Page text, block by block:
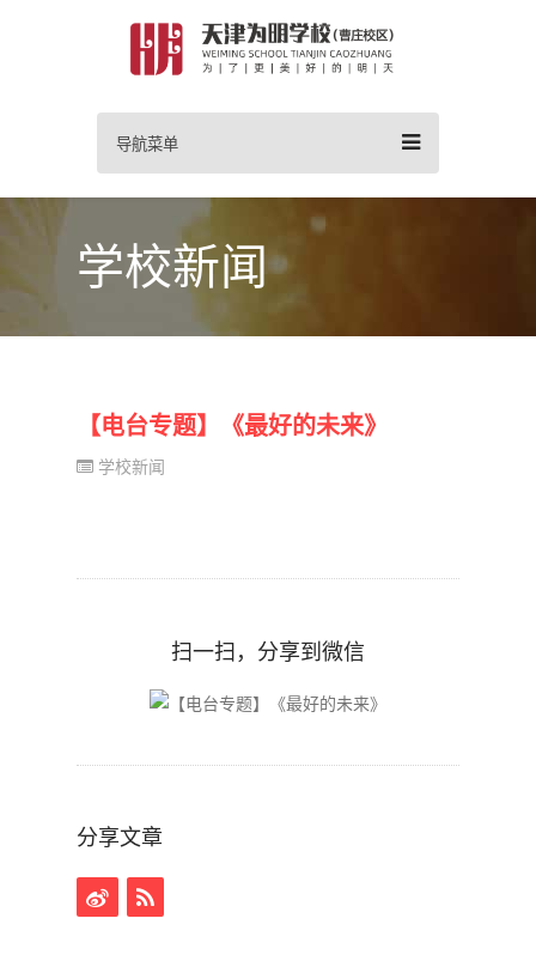
导航菜单
学校新闻
【电台专题】《最好的未来》
学校新闻
扫一扫，分享到微信
分享文章